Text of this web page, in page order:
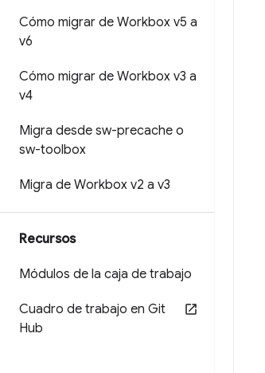
Cómo migrar de Workbox v5 a
v6
Cómo migrar de Workbox v3 a
v4
Migra desde sw-precache o
sw-toolbox
Migra de Workbox v2 a v3
Recursos
Módulos de la caja de trabajo
Cuadro de trabajo en Git
Hub